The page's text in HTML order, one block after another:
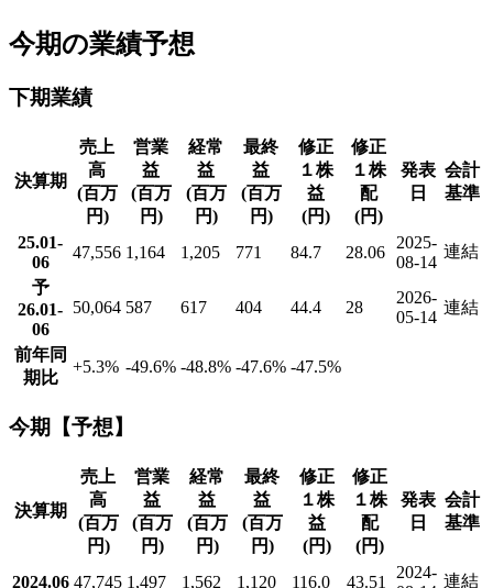
今期の業績予想
下期業績
決算期
売上
高
(百万
円)
営業
益
(百万
円)
経常
益
(百万
円)
最終
益
(百万
円)
修正
１株
益
(円)
修正
１株
配
(円)
発表
日
会計
基準
25.01-
06
47,556 1,164 1,205 771 84.7 28.06
2025-
08-14
連結
予
26.01-
06
50,064 587 617 404 44.4 28
2026-
05-14
連結
前年同
期比
+5.3% -49.6% -48.8% -47.6% -47.5%
今期【予想】
決算期
売上
高
(百万
円)
営業
益
(百万
円)
経常
益
(百万
円)
最終
益
(百万
円)
修正
１株
益
(円)
修正
１株
配
(円)
発表
日
会計
基準
2024.06 47,745 1,497 1,562 1,120 116.0 43.51
2024- 連結